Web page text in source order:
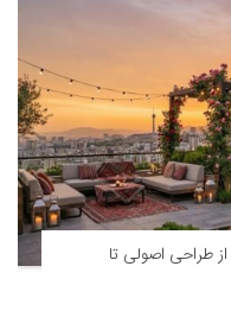
| از طراحی اصولی تا